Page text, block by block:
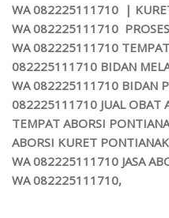
WA 082225111710 |
WA 082225111710
WA 082225111710
082225111710 BIDAN
WA 082225111710 BIDAN
082225111710 JUAL OBAT
TEMPAT ABORSI
ABORSI KURET
WA 082225111710 JASA
WA 082225111710,